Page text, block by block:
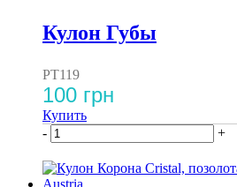
Кулон Губы
PT119
100 грн
Купить
-
+